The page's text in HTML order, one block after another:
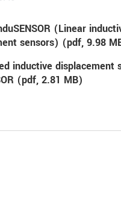
(Linear
sensors) (pdf, 9.98
inductive displacement
(pdf, 2.81 MB)